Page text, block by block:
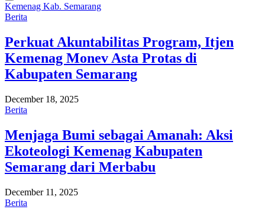
Kemenag Kab. Semarang
Berita
Perkuat Akuntabilitas Program, Itjen
Kemenag Monev Asta Protas di
Kabupaten Semarang
December 18, 2025
Berita
Menjaga Bumi sebagai Amanah: Aksi
Ekoteologi Kemenag Kabupaten
Semarang dari Merbabu
December 11, 2025
Berita